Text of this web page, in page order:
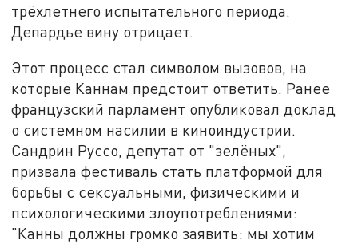
трёхлетнего испытательного периода.
Депардье вину отрицает.
Этот процесс стал символом вызовов, на
которые Каннам предстоит ответить. Ранее
французский парламент опубликовал доклад
о системном насилии в киноиндустрии.
Сандрин Руссо, депутат от "зелёных",
призвала фестиваль стать платформой для
борьбы с сексуальными, физическими и
психологическими злоупотреблениями:
"Канны должны громко заявить: мы хотим